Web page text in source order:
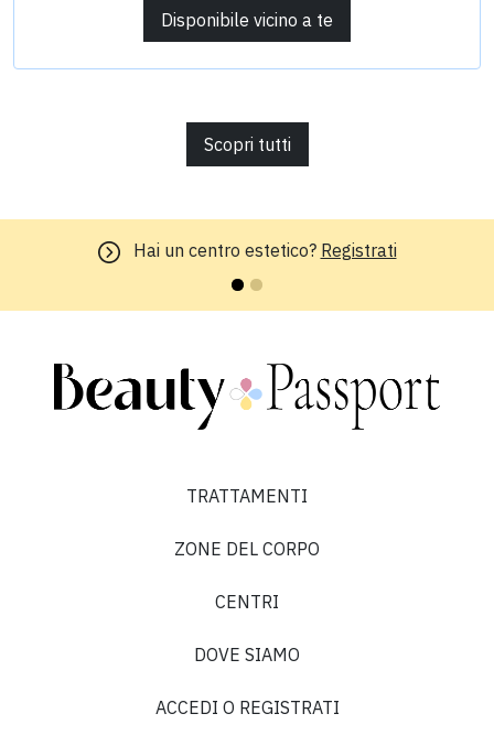
Disponibile vicino a te
Scopri tutti
Hai un centro estetico? Registrati
TRATTAMENTI
ZONE DEL CORPO
CENTRI
DOVE SIAMO
ACCEDI O REGISTRATI